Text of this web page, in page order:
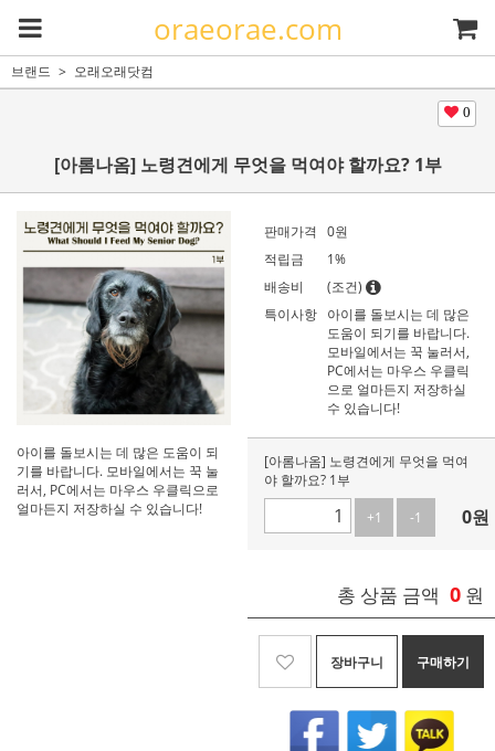
oraeorae.com
브랜드 오래오래닷컴
0
[아롬나옴] 노령견에게 무엇을 먹여야 할까요? 1부
아이를 돌보시는 데 많은 도움이 되
기를 바랍니다. 모바일에서는 꾹 눌
러서, PC에서는 마우스 우클릭으로
얼마든지 저장하실 수 있습니다!
판매가격 0원
적립금
1%
배송비
(조건)
특이사항 아이를 돌보시는 데 많은
도움이 되기를 바랍니다.
모바일에서는 꾹 눌러서,
PC에서는 마우스 우클릭
으로 얼마든지 저장하실
수 있습니다!
[아롬나옴] 노령견에게 무엇을 먹여
야 할까요? 1부
+1
-1 0원
총 상품 금액 0 원
장바구니 구매하기